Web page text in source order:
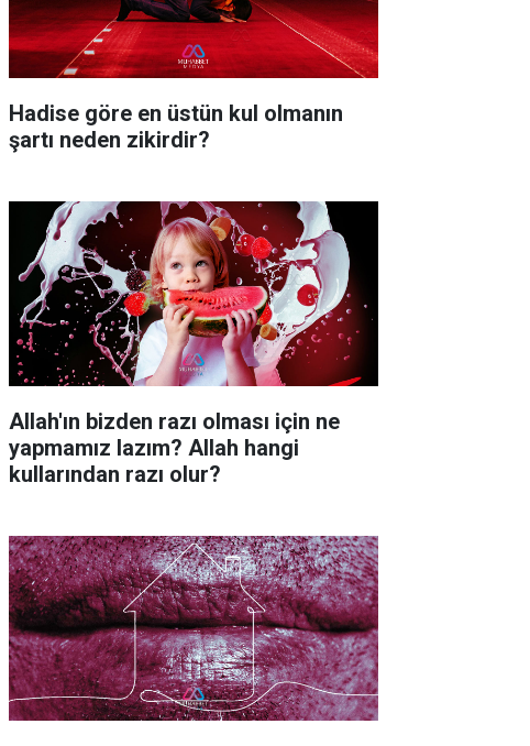
Hadise göre en üstün kul olmanın
şartı neden zikirdir?
Allah'ın bizden razı olması için ne
yapmamız lazım? Allah hangi
kullarından razı olur?